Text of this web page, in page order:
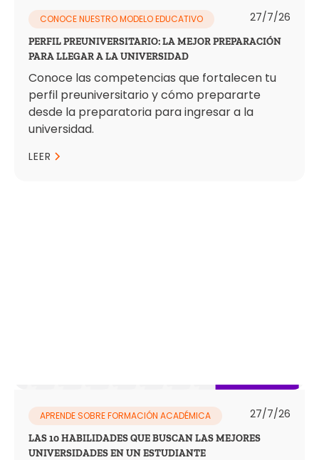
CONOCE NUESTRO MODELO EDUCATIVO 27/7/26
PERFIL PREUNIVERSITARIO: LA MEJOR PREPARACIÓN
PARA LLEGAR A LA UNIVERSIDAD
Conoce las competencias que fortalecen tu
perfil preuniversitario y cómo prepararte
desde la preparatoria para ingresar a la
universidad.
LEER
APRENDE SOBRE FORMACIÓN ACADÉMICA 27/7/26
LAS 10 HABILIDADES QUE BUSCAN LAS MEJORES
UNIVERSIDADES EN UN ESTUDIANTE